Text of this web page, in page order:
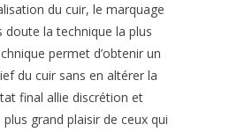
du cuir, le marquage
doute la technique la plus
permet d’obtenir un
du cuir sans en altérer la
final allie discrétion et
grand plaisir de ceux qui